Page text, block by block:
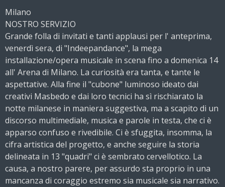
Milano
NOSTRO SERVIZIO
Grande folla di invitati e tanti applausi per l' anteprima,
venerdì sera, di "Indeepandance", la mega
installazione/opera musicale in scena fino a domenica 14
all' Arena di Milano. La curiosità era tanta, e tante le
aspettative. Alla fine il "cubone" luminoso ideato dai
creativi Masbedo e dai loro tecnici ha sì rischiarato la
notte milanese in maniera suggestiva, ma a scapito di un
discorso multimediale, musica e parole in testa, che ci è
apparso confuso e rivedibile. Ci è sfuggita, insomma, la
cifra artistica del progetto, e anche seguire la storia
delineata in 13 "quadri" ci è sembrato cervellotico. La
causa, a nostro parere, per assurdo sta proprio in una
mancanza di coraggio estremo sia musicale sia narrativo.